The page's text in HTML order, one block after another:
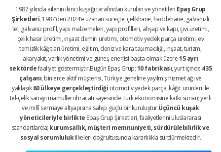
1987 yılında ailenin ikinci kuşağı tarafından kurulan ve yönetilen Epaş Grup
Şirketleri, 1987’den 2024’e uzanan süreçte; çelikhane, haddehane, galvanizli
tel, galvaniz profil, yapı malzemeleri, yapı profilleri, ahşap ve kapı, çivi üretimi,
çelik hasır üretimi, inşaat demiri üretimi, otomotiv yedek parça üretimi, ev
temizlik kâğıtları üretimi, eğitim, deniz ve kara taşımacılığı, inşaat, turizm,
akaryakıt, varlık yönetimi ve güneş enerjisi başta olmak üzere15 ayrı
sektördefaaliyet göstermiştir.Bugün Epaş Grup;10 fabrikası, yurt içinde 435
çalışanı, binlerce aktif müşterisi, Türkiye geneline yayılmış hizmet ağı ve
yaklaşık60 ülkeye gerçekleştirdiği otomotiv yedek parça, kâğıt ürünleri ile
tel-çelik sanayi mamulleri ihracatı sayesinde Türk ekonomisine katkı sunan; yerli
ve millî sermaye altyapısına sahip güçlü bir kuruluştur.Üçüncü kuşak
yöneticileriyle birlikte Epaş Grup Şirketleri, faaliyetlerini uluslararası
standartlarda; kurumsallık, müşteri memnuniyeti, sürdürülebilirlik ve
sosyal sorumlulukilkeleri doğrultusunda kararlılıkla sürdürmektedir.